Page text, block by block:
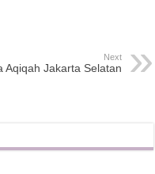
Next
Aqiqah Jakarta Selatan